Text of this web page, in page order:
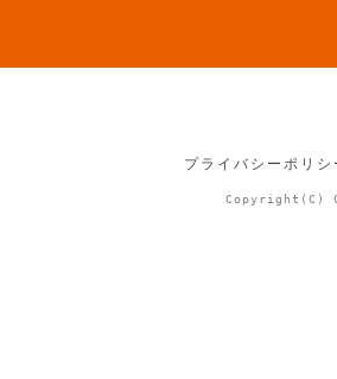
プライバシーポリ
Copyright(C)